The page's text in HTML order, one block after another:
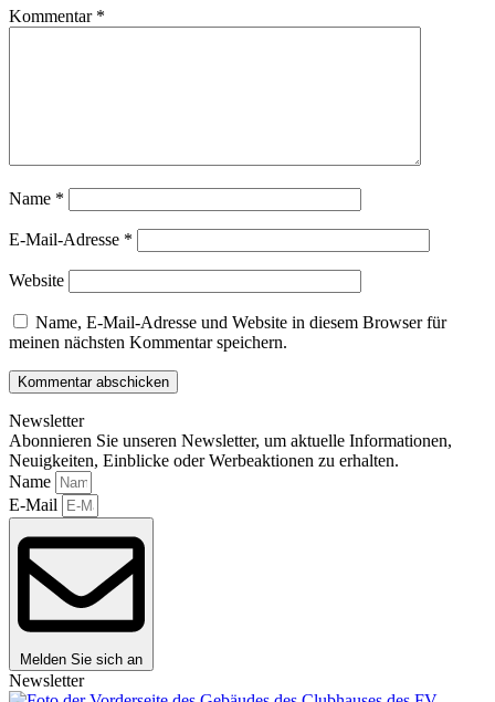
Kommentar *
Name *
E-Mail-Adresse *
Website
Name, E-Mail-Adresse und Website in diesem Browser für
meinen nächsten Kommentar speichern.
Newsletter
Abonnieren Sie unseren Newsletter, um aktuelle Informationen,
Neuigkeiten, Einblicke oder Werbeaktionen zu erhalten.
Name
E-Mail
Melden Sie sich an
Newsletter